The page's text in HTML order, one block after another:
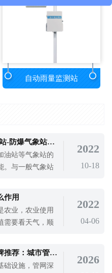
自动雨量监测站
防爆自动气象站-体化防爆气象站-防爆气象站厂家
油站等气象站的
。与一般气象站
可挽回的。防爆
的风速、
2022
10-18
作用
农业，农业使用
需要看天气，顺
2022
04-06
地下管网水文监测系统靠谱品牌推荐：城市管网液位流量实时监测方案
础设施，管网深
2026